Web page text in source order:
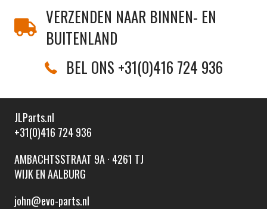
VERZENDEN NAAR BINNEN- EN
BUITENLAND
BEL ONS +31(0)416 724 936
JLParts.nl
+31(0)416 724 936
AMBACHTSSTRAAT 9A · 4261 TJ
WIJK EN AALBURG
john@evo-parts.nl